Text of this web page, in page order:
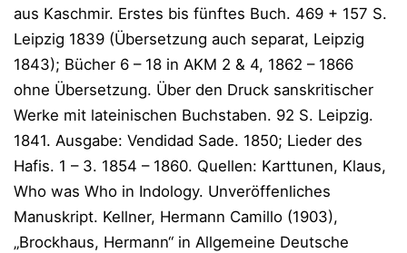
aus Kaschmir. Erstes bis fünftes Buch. 469 + 157 S.
Leipzig 1839 (Übersetzung auch separat, Leipzig
1843); Bücher 6 – 18 in AKM 2 & 4, 1862 – 1866
ohne Übersetzung. Über den Druck sanskritischer
Werke mit lateinischen Buchstaben. 92 S. Leipzig.
1841. Ausgabe: Vendidad Sade. 1850; Lieder des
Hafis. 1 – 3. 1854 – 1860. Quellen: Karttunen, Klaus,
Who was Who in Indology. Unveröffenliches
Manuskript. Kellner, Hermann Camillo (1903),
„Brockhaus, Hermann“ in Allgemeine Deutsche